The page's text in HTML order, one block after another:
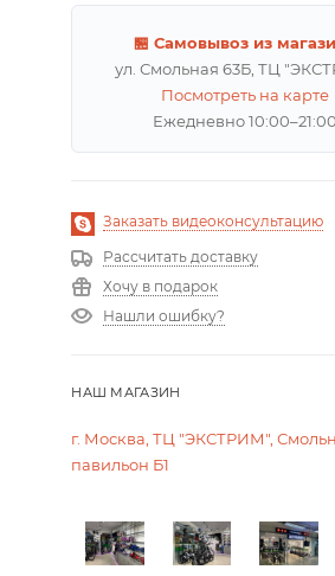
🏪 Самовывоз из
ул. Смольная 63Б, ТЦ
Посмотреть на карте
Ежедневно 10:00–21:00
Заказать видеоконсультацию
Рассчитать доставку
Хочу в подарок
Нашли ошибку?
НАШ МАГАЗИН
г. Москва, ТЦ "ЭКСТРИМ",
павильон Б1